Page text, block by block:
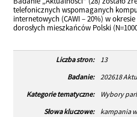
telefonicznych wspomaganych
internetowych (CAWI – 20%) w
dorosłych mieszkańców Polski
Liczba stron:
13
Badanie:
202618
Kategorie tematyczne:
Wybory
Słowa kluczowe:
kampania